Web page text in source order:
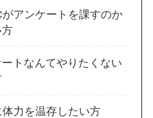
アンケートを課すのか
トなんてやりたくない
力を温存したい方